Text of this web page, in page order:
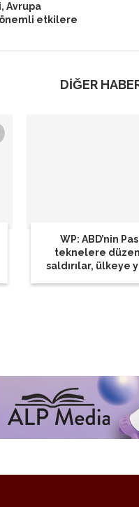
Avrupa
etkilere
DİĞER
WP: ABD’nin
teknelere
saldırılar, ülkeye